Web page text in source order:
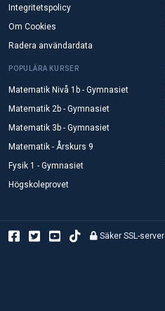
Integritetspolicy
Om Cookies
Radera användardata
POPULÄRA KURSER
Matematik Nivå 1b - Gymnasiet
Matematik 2b - Gymnasiet
Matematik 3b - Gymnasiet
Matematik - Årskurs 9
Fysik 1 - Gymnasiet
Högskoleprovet
Säker SSL-server